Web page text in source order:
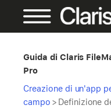
Guida di Claris
Pro
Creazione di un'app
campo > Definizione